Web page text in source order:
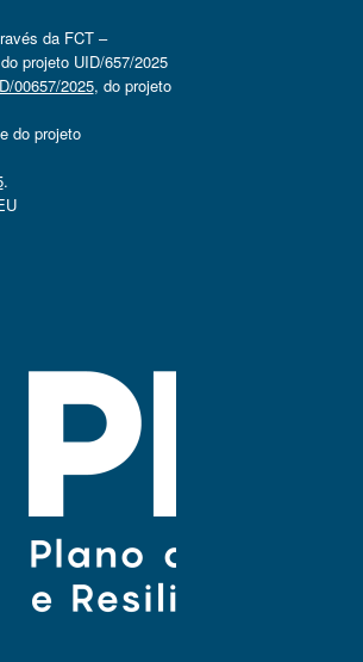
da FCT –
projeto UID/657/2025
00657/2025, do projeto
do projeto
.